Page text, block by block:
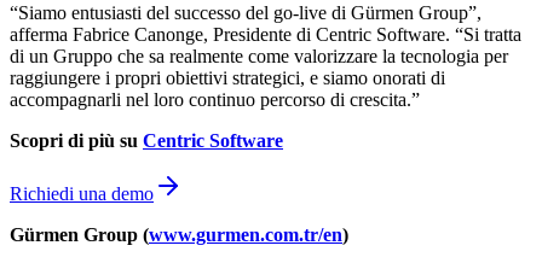
“Siamo entusiasti del successo del go-live di Gürmen Group”,
afferma Fabrice Canonge, Presidente di Centric Software. “Si tratta
di un Gruppo che sa realmente come valorizzare la tecnologia per
raggiungere i propri obiettivi strategici, e siamo onorati di
accompagnarli nel loro continuo percorso di crescita.”
Scopri di più su Centric Software
Richiedi una demo
Gürmen Group (www.gurmen.com.tr/en)